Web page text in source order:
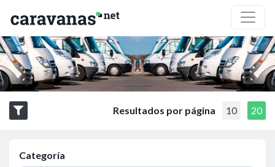
Resultados por página 10 20
Categoría